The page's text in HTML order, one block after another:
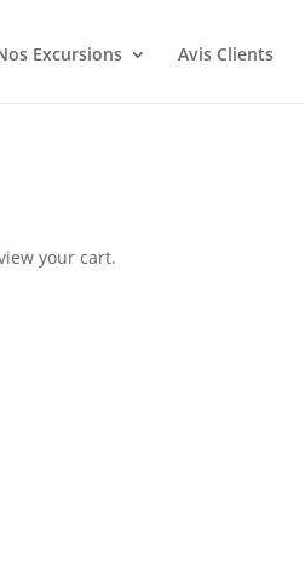
Excursions Avis Clients
your cart.